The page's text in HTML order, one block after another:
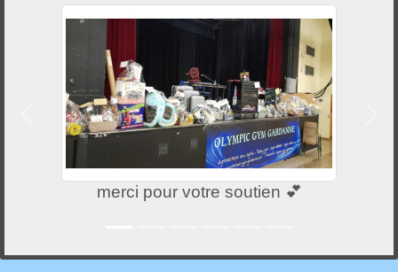
merci pour votre soutien 💕
Précedent